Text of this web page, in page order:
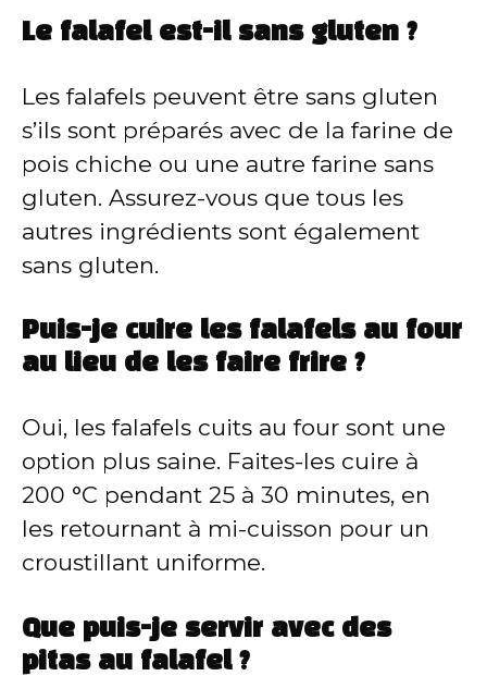
Le falafel est-il sans gluten ?
Les falafels peuvent être sans gluten
s’ils sont préparés avec de la farine de
pois chiche ou une autre farine sans
gluten. Assurez-vous que tous les
autres ingrédients sont également
sans gluten.
Puis-je cuire les falafels au four
au lieu de les faire frire ?
Oui, les falafels cuits au four sont une
option plus saine. Faites-les cuire à
200 °C pendant 25 à 30 minutes, en
les retournant à mi-cuisson pour un
croustillant uniforme.
Que puis-je servir avec des
pitas au falafel ?